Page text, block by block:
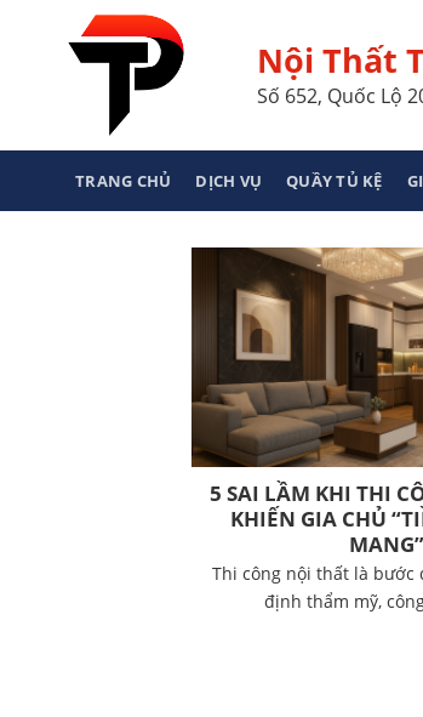
Nội Thất
Số 652, Quốc Lộ
TRANG CHỦ DỊCH VỤ QUẦY TỦ KỆ
5 SAI LẦM KHI THI
KHIẾN GIA CHỦ
MANG”
Thi công nội thất là bước
định thẩm mỹ,